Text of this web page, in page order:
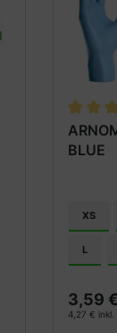
von 4.9 von
BLUE
XS
L
3,59
4,27 € inkl.